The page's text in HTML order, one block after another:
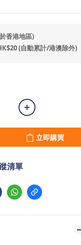
香港地區)
(自動累計/港澳除外)
立即購買
清單